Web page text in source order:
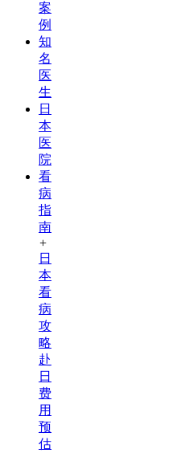
案
例
知
名
医
生
日
本
医
院
看
病
指
南
+
日
本
看
病
攻
略
赴
日
费
用
预
估